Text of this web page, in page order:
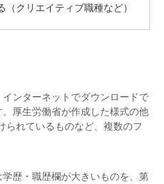
クリエイティブ職種など）
ンターネットでダウンロードで
厚生労働省が作成した様式の他
られているものなど、複数のフ
歴・職歴欄が大きいものを、第